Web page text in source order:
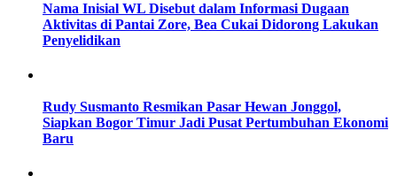
Nama Inisial WL Disebut dalam Informasi Dugaan
Aktivitas di Pantai Zore, Bea Cukai Didorong Lakukan
Penyelidikan
Rudy Susmanto Resmikan Pasar Hewan Jonggol,
Siapkan Bogor Timur Jadi Pusat Pertumbuhan Ekonomi
Baru